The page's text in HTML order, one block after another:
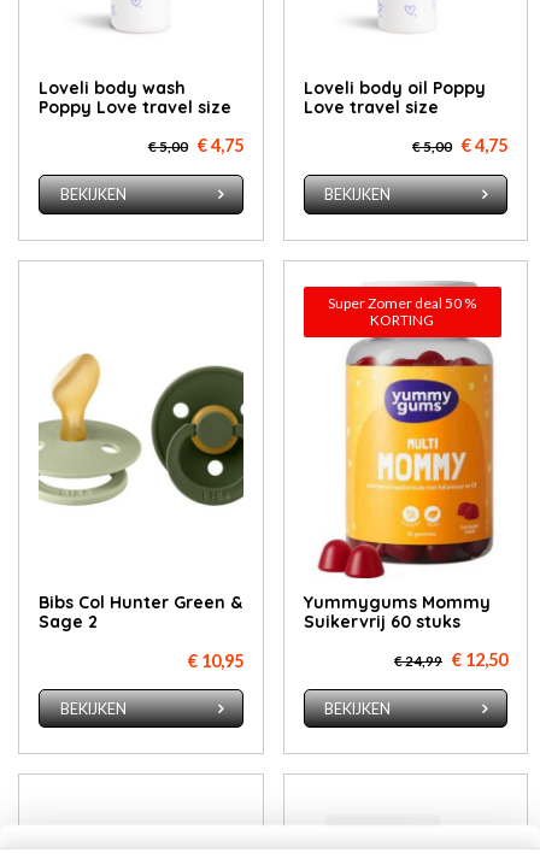
Loveli body wash
Poppy Love travel size
€ 5,00 € 4,75
BEKIJKEN
Loveli body oil Poppy
Love travel size
€ 5,00 € 4,75
BEKIJKEN
Bibs Col Hunter Green &
Sage 2
€ 10,95
BEKIJKEN
Super Zomer deal 50 %
KORTING
Yummygums Mommy
Suikervrij 60 stuks
€ 24,99 € 12,50
BEKIJKEN